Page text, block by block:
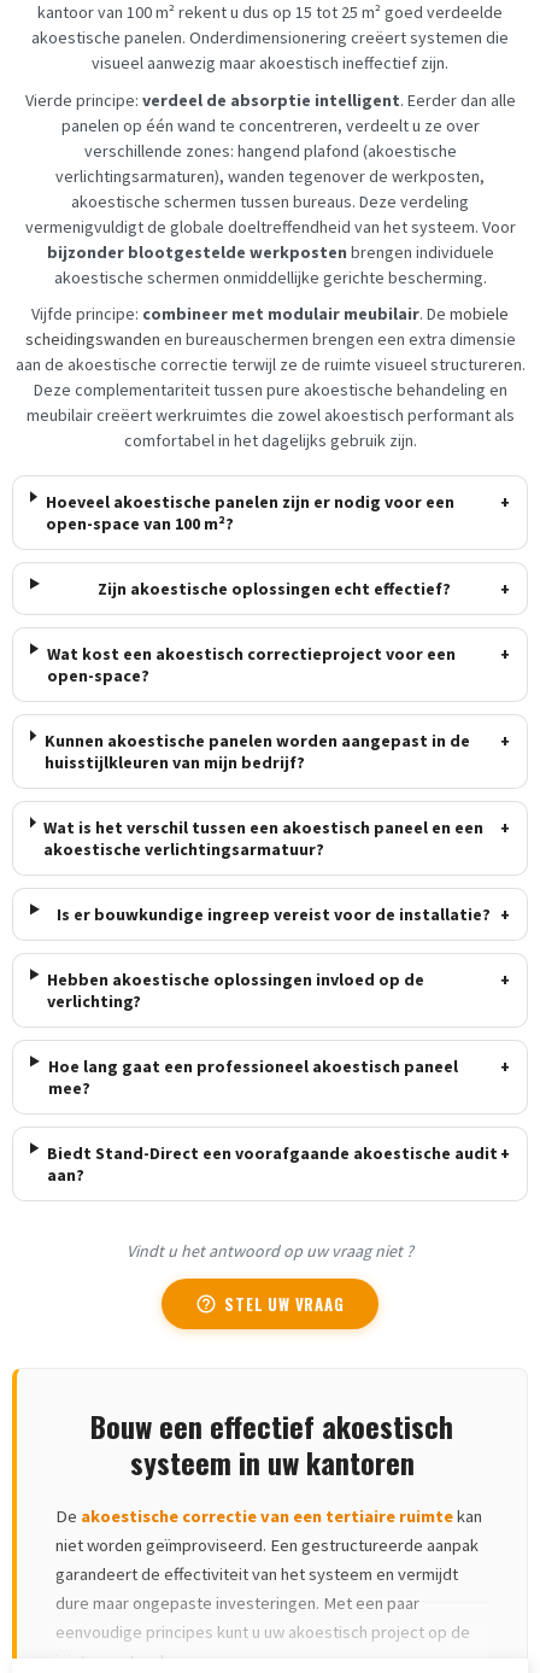
kantoor van 100 m² rekent u dus op 15 tot 25 m² goed verdeelde
akoestische panelen. Onderdimensionering creëert systemen die
visueel aanwezig maar akoestisch ineffectief zijn.
Vierde principe: verdeel de absorptie intelligent. Eerder dan alle
panelen op één wand te concentreren, verdeelt u ze over
verschillende zones: hangend plafond (akoestische
verlichtingsarmaturen), wanden tegenover de werkposten,
akoestische schermen tussen bureaus. Deze verdeling
vermenigvuldigt de globale doeltreffendheid van het systeem. Voor
bijzonder blootgestelde werkposten brengen individuele
akoestische schermen onmiddellijke gerichte bescherming.
Vijfde principe: combineer met modulair meubilair. De mobiele
scheidingswanden en bureauschermen brengen een extra dimensie
aan de akoestische correctie terwijl ze de ruimte visueel structureren.
Deze complementariteit tussen pure akoestische behandeling en
meubilair creëert werkruimtes die zowel akoestisch performant als
comfortabel in het dagelijks gebruik zijn.
Hoeveel akoestische panelen zijn er nodig voor een
open-space van 100 m²?
+
Zijn akoestische oplossingen echt effectief? +
Wat kost een akoestisch correctieproject voor een
open-space?
+
Kunnen akoestische panelen worden aangepast in de
huisstijlkleuren van mijn bedrijf?
+
Wat is het verschil tussen een akoestisch paneel en een
akoestische verlichtingsarmatuur?
+
Is er bouwkundige ingreep vereist voor de installatie? +
Hebben akoestische oplossingen invloed op de
verlichting?
+
Hoe lang gaat een professioneel akoestisch paneel
mee?
+
Biedt Stand-Direct een voorafgaande akoestische audit
aan?
+
Vindt u het antwoord op uw vraag niet ?
help_outline STEL UW VRAAG
Bouw een effectief akoestisch
systeem in uw kantoren
De akoestische correctie van een tertiaire ruimtekan
niet worden geïmproviseerd. Een gestructureerde aanpak
garandeert de effectiviteit van het systeem en vermijdt
dure maar ongepaste investeringen. Met een paar
eenvoudige principes kunt u uw akoestisch project op de
juiste maat maken.